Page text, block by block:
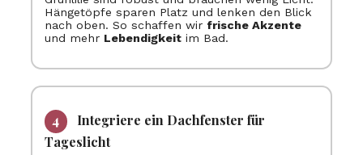
Hängetöpfe sparen Platz und lenken den Blick
nach oben. So schaffen wir frische Akzente
und mehr Lebendigkeitim Bad.
Integriere ein Dachfenster für
Tageslicht